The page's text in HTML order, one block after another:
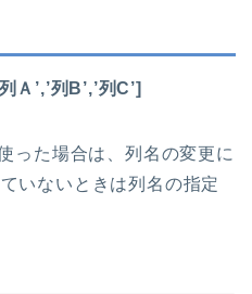
’,’列B’,’列C’]
った場合は、列名の変更に
いないときは列名の指定